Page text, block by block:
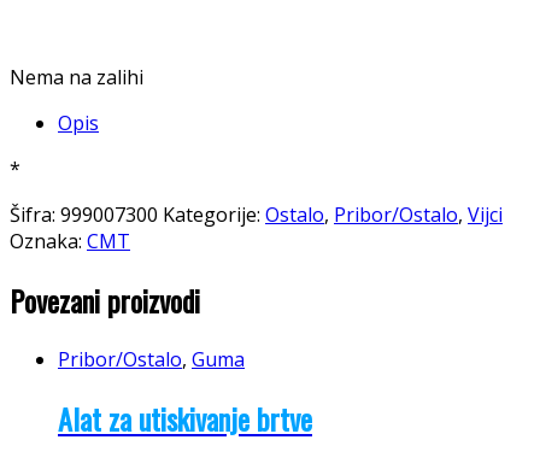
Nema na zalihi
Opis
*
Šifra: 999007300 Kategorije: Ostalo, Pribor/Ostalo, Vijci
Oznaka: CMT
Povezani proizvodi
Pribor/Ostalo, Guma
Alat za utiskivanje brtve